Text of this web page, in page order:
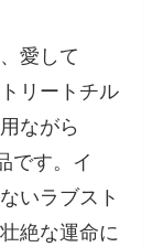
愛して
リートチル
ながら
です。イ
いラブスト
絶な運命に